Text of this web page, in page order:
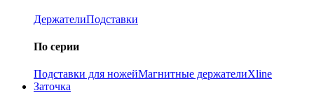
ДержателиПодставки
По серии
Подставки для ножейМагнитные держателиXline
Заточка